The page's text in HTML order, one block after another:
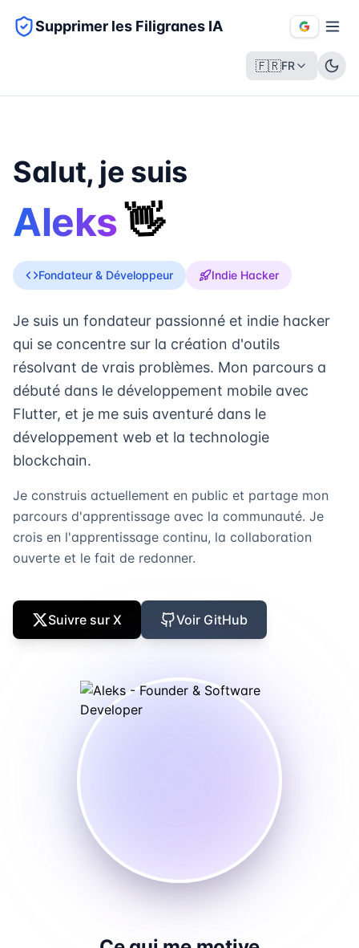
Supprimer les Filigranes IA
🇫🇷FR
Salut, je suis
Aleks👋
Fondateur & Développeur Indie Hacker
Je suis un fondateur passionné et indie hacker
qui se concentre sur la création d'outils
résolvant de vrais problèmes. Mon parcours a
débuté dans le développement mobile avec
Flutter, et je me suis aventuré dans le
développement web et la technologie
blockchain.
Je construis actuellement en public et partage mon
parcours d'apprentissage avec la communauté. Je
crois en l'apprentissage continu, la collaboration
ouverte et le fait de redonner.
Suivre sur X Voir GitHub